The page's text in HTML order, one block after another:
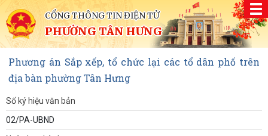
CỔNG THÔNG TIN ĐIỆN TỬ
PHƯỜNG TÂN HƯNG
Phương án Sắp xếp, tổ chức lại các tổ dân phố trên
địa bàn phường Tân Hưng
Số ký hiệu văn bản
02/PA-UBND